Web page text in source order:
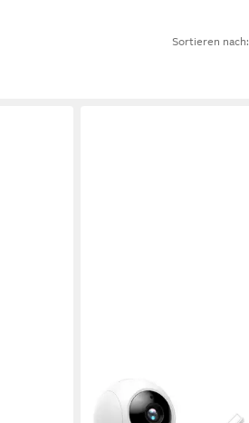
Sortieren nach: